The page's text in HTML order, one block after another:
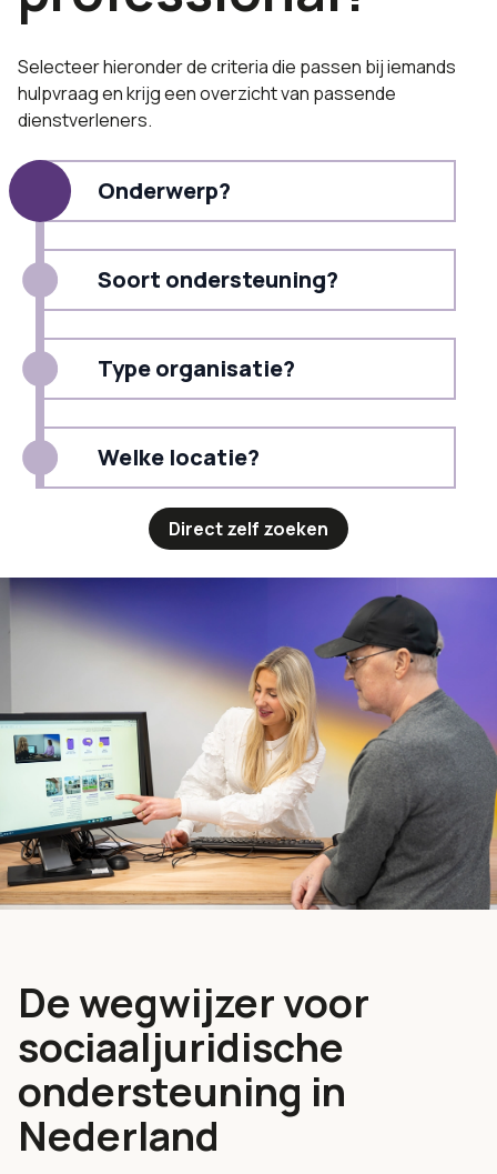
Selecteer hieronder de criteria die passen bij iemands
hulpvraag en krijg een overzicht van passende
dienstverleners.
Onderwerp?
Soort ondersteuning?
Type organisatie?
Welke locatie?
Direct zelf zoeken
De wegwijzer voor
sociaaljuridische
ondersteuning in
Nederland